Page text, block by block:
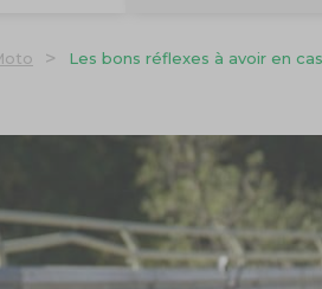
> Les bons réflexes à avoir en